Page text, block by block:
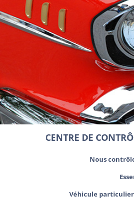
CENTRE DE
Nous
Véhicule